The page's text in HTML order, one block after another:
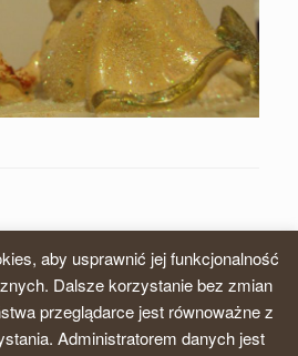
Karmelitanek Dzieciątka Jezus, Prowincja
krakowska
aby usprawnić jej funkcjonalność
Dalsze korzystanie bez zmian
przeglądarce jest równoważne z
Administratorem danych jest